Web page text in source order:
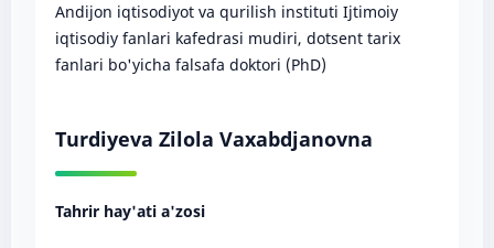
Andijon iqtisodiyot va qurilish instituti Ijtimoiy
iqtisodiy fanlari kafedrasi mudiri, dotsent tarix
fanlari bo'yicha falsafa doktori (PhD)
Turdiyeva Zilola Vaxabdjanovna
Tahrir hay'ati a'zosi